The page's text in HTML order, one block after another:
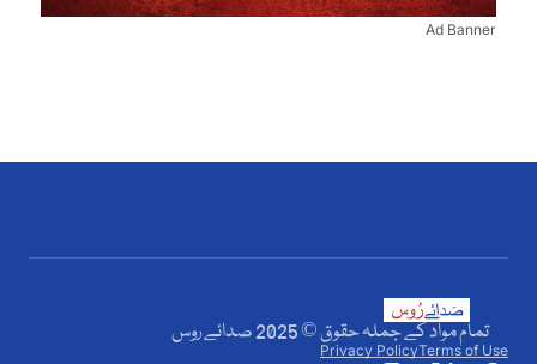
Ad Banner
تمام مواد کے جملہ حقوق © 2025 صدائے روس
Terms of Use
Privacy Policy